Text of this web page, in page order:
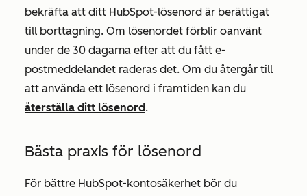
bekräfta att ditt HubSpot-lösenord är berättigat
till borttagning. Om lösenordet förblir oanvänt
under de 30 dagarna efter att du fått e-
postmeddelandet raderas det. Om du återgår till
att använda ett lösenord i framtiden kan du
återställa ditt lösenord.
Bästa praxis för lösenord
För bättre HubSpot-kontosäkerhet bör du